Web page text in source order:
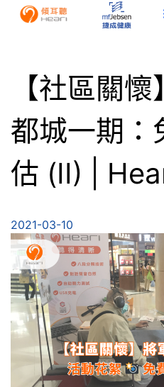
【社區關
都城一期：
估 (II) |
2021-03-10